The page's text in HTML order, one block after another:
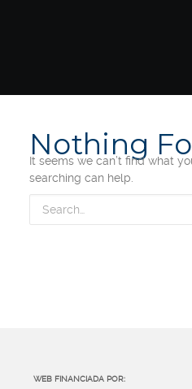
Nothing
It seems we can’t find what
searching can help.
WEB FINANCIADA POR: